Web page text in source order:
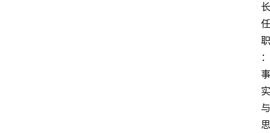
长
任
职
：
事
实
与
思